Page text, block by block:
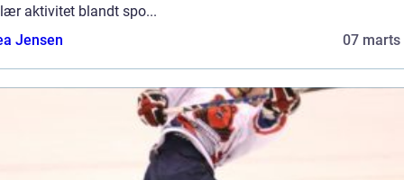
aktivitet blandt spo...
Jensen
07 marts